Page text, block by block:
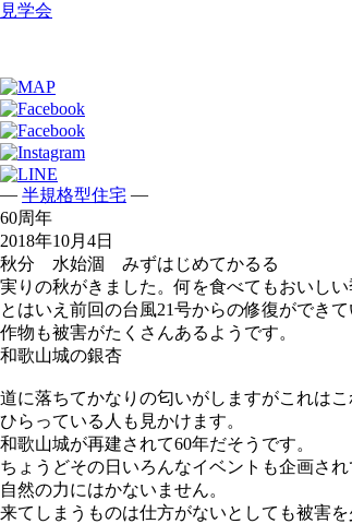
見学会
— 半規格型住宅 —
60周年
2018年10月4日
秋分 水始涸 みずはじめてかるる
実りの秋がきました。何を食べてもおいしい
とはいえ前回の台風21号からの修復ができ
作物も被害がたくさんあるようです。
和歌山城の銀杏
道に落ちてかなりの匂いがしますがこれはこ
ひらっている人も見かけます。
和歌山城が再建されて60年だそうです。
ちょうどその日いろんなイベントも企画さ
自然の力にはかないません。
来てしまうものは仕方がないとしても被害